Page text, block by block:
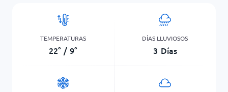
TEMPERATURAS
22° / 9°
DÍAS LLUVIOSOS
3 Días